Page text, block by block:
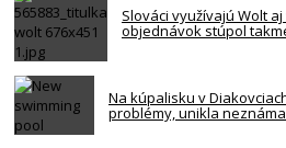
Slováci využívajú Wolt
objednávok stúpol
Na kúpalisku v
problémy, unikla